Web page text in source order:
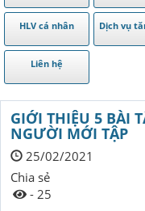
HLV cá nhân Dịch vụ
Liên hệ
GIỚI THIỆU 5 BÀI
NGƯỜI MỚI TẬP
25/02/2021
Chia sẻ
- 25